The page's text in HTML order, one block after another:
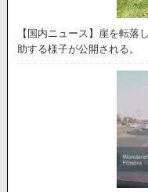
【国内ニュース】崖を転落
助する様子が公開される。